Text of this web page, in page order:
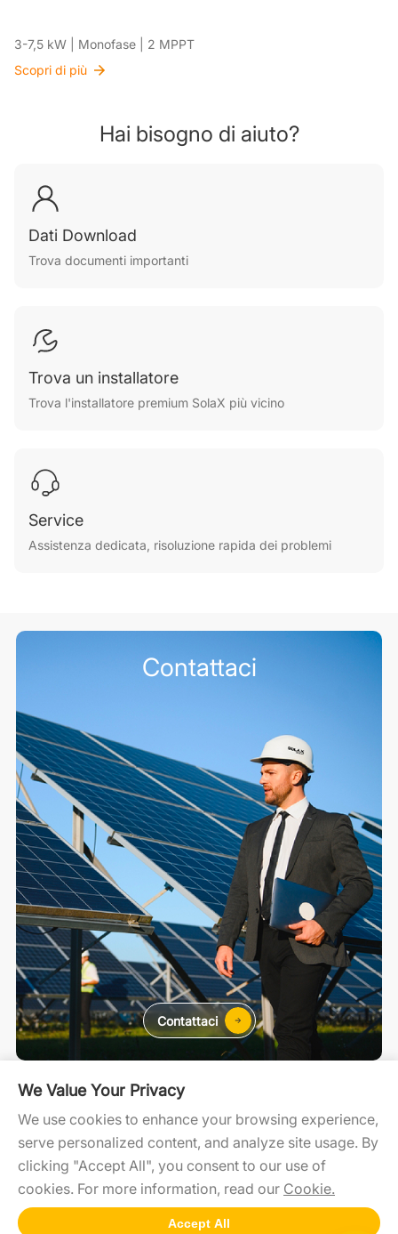
3-7,5 kW | Monofase | 2 MPPT
Scopri di più
Hai bisogno di aiuto?
Dati Download
Trova documenti importanti
Trova un installatore
Trova l'installatore premium SolaX più vicino
Service
Assistenza dedicata, risoluzione rapida dei problemi
Residenziale C&I Utility Scale
SolaXCloud SolaXDesign Developer Portal
Contattaci
Contattaci
We Value Your Privacy
We use cookies to enhance your browsing experience,
serve personalized content, and analyze site usage. By
clicking "Accept All", you consent to our use of
cookies. For more information, read our Cookie.
Accept All